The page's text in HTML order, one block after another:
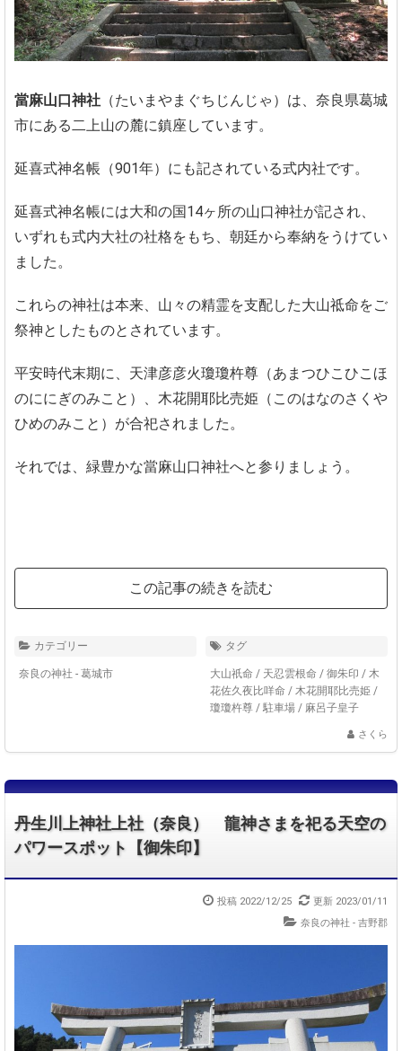
當麻山口神社 （たいまやまぐちじんじゃ）は、奈良県葛城
市にある二上山の麓に鎮座しています。
延喜式神名帳（901年）にも記されている式内社です。
延喜式神名帳には大和の国14ヶ所の山口神社が記され、
いずれも式内大社の社格をもち、朝廷から奉納をうけてい
ました。
これらの神社は本来、山々の精霊を支配した大山祗命をご
祭神としたものとされています。
平安時代末期に、天津彦彦火瓊瓊杵尊（あまつひこひこほ
のににぎのみこと）、木花開耶比売姫（このはなのさくや
ひめのみこと）が合祀されました。
それでは、緑豊かな當麻山口神社へと参りましょう。
この記事の続きを読む
カテゴリー
奈良の神社 - 葛城市
タグ
大山祇命 / 天忍雲根命 / 御朱印 / 木
花佐久夜比咩命 / 木花開耶比売姫 /
瓊瓊杵尊 / 駐車場 / 麻呂子皇子
さくら
丹生川上神社上社（奈良） 龍神さまを祀る天空の
パワースポット【御朱印】
投稿 2022/12/25
更新 2023/01/11
奈良の神社 - 吉野郡